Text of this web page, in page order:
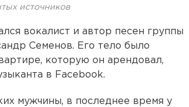
источников
вокалист и автор песен группы
Семенов. Его тело было
которую он арендовал,
в Facebook.
мужчины, в последнее время у